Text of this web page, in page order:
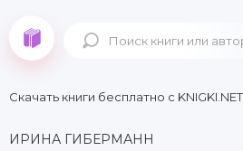
Скачать книги бесплатно c KNIGKI.NET
ИРИНА ГИБЕРМАНН